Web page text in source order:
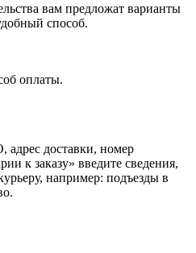
вам предложат варианты
способ.
оплаты.
доставки, номер
к заказу» введите сведения,
например: подъезды в